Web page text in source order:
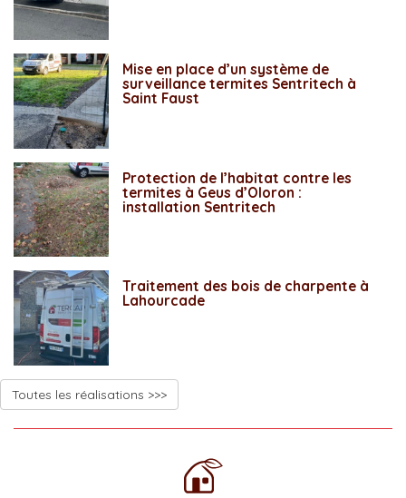
Mise en place d’un système de
surveillance termites Sentritech à
Saint Faust
Protection de l’habitat contre les
termites à Geus d’Oloron :
installation Sentritech
Traitement des bois de charpente à
Lahourcade
Toutes les réalisations >>>